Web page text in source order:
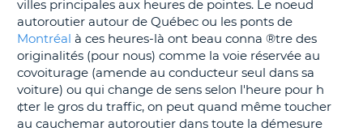
villes principales aux heures de pointes. Le noeud
autoroutier autour de Québec ou les ponts de
Montréal à ces heures-là ont beau conna ®tre des
originalités (pour nous) comme la voie réservée au
covoiturage (amende au conducteur seul dans sa
voiture) ou qui change de sens selon l'heure pour h
¢ter le gros du traffic, on peut quand même toucher
au cauchemar autoroutier dans toute la démesure